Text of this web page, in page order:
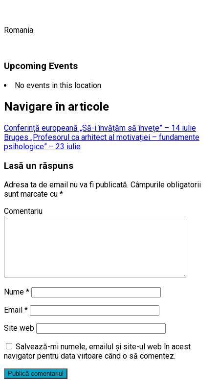
Romania
Upcoming Events
No events in this location
Navigare în articole
Conferință europeană „Să-i învățăm să învețe” – 14 iulie
Bruges „Profesorul ca arhitect al motivației – fundamente
psihologice” – 23 iulie
Lasă un răspuns
Adresa ta de email nu va fi publicată. Câmpurile obligatorii
sunt marcate cu *
Comentariu
Nume *
Email *
Site web
Salvează-mi numele, emailul și site-ul web în acest
navigator pentru data viitoare când o să comentez.